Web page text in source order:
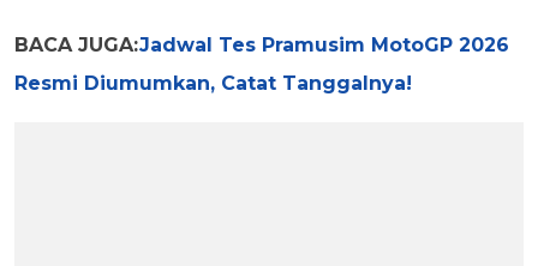
BACA JUGA:Jadwal Tes Pramusim MotoGP 2026
Resmi Diumumkan, Catat Tanggalnya!